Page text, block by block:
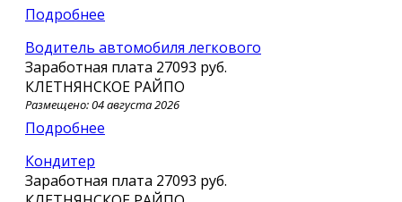
Подробнее
Водитель автомобиля легкового
Заработная плата 27093 руб.
КЛЕТНЯНСКОЕ РАЙПО
Размещено: 04 августа 2026
Подробнее
Кондитер
Заработная плата 27093 руб.